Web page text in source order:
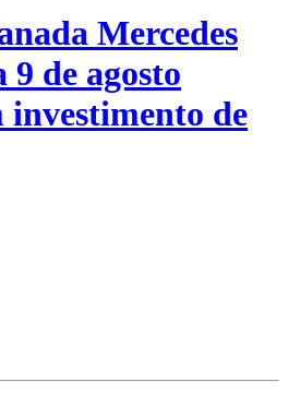
Mercedes
de agosto
investimento de